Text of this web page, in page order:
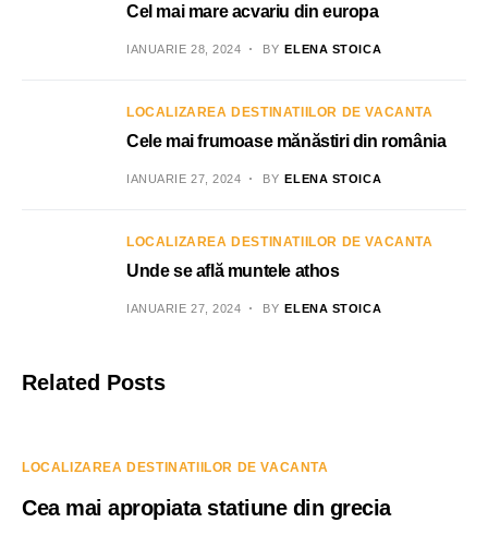
Cel mai mare acvariu din europa
IANUARIE 28, 2024 BY ELENA STOICA
LOCALIZAREA DESTINATIILOR DE VACANTA
Cele mai frumoase mănăstiri din românia
IANUARIE 27, 2024 BY ELENA STOICA
LOCALIZAREA DESTINATIILOR DE VACANTA
Unde se află muntele athos
IANUARIE 27, 2024 BY ELENA STOICA
Related Posts
LOCALIZAREA DESTINATIILOR DE VACANTA
Cea mai apropiata statiune din grecia